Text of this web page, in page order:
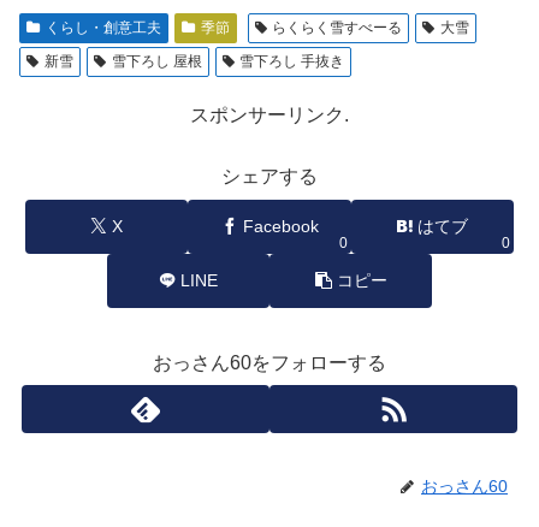
くらし・創意工夫 季節 らくらく雪すべーる
大雪
新雪
雪下ろし 屋根 雪下ろし 手抜き
スポンサーリンク.
シェアする
X Facebook
0
はてブ
0
LINE コピー
おっさん60をフォローする
おっさん60